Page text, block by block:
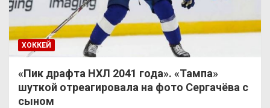
ХОККЕЙ
«Пик драфта НХЛ 2041 года». «Тампа»
шуткой отреагировала на фото Сергачёва с
сыном